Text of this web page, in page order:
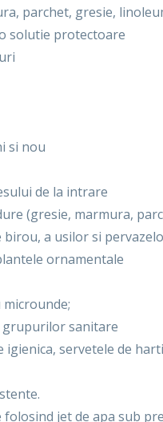
parchet, gresie,
solutie protectoare
si nou
de la intrare
(gresie, marmura,
a usilor si
ornamentale
grupurilor sanitare
servetele de
jet de apa sub